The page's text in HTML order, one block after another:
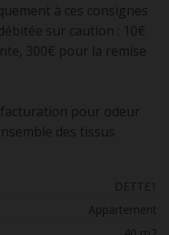
à ces consignes
sur caution : 10€
300€ pour la remise
facturation pour odeur
des tissus
DETTE1
Appartement